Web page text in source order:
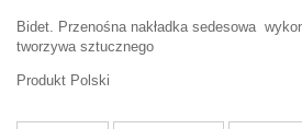
Bidet. Przenośna nakładka sedesowa
tworzywa sztucznego
Produkt Polski